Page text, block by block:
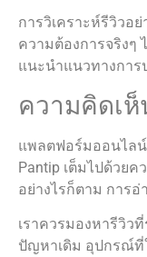
การวิเคราะห์รีวิวอ
ความต้องการจริงๆ
แนะนำแนวทางกา
ความคิดเ
แพลตฟอร์มออนไลน์
Pantip เต็มไปด้วย
อย่างไรก็ตาม การ
เราควรมองหารีวิว
ปัญหาเดิม อุปกรณ์ที่